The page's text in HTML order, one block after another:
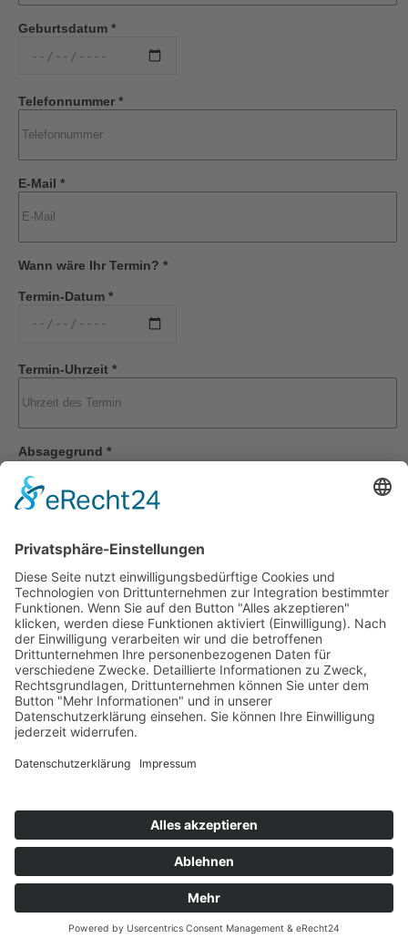
Geburtsdatum *
Telefonnummer *
E-Mail *
Wann wäre Ihr Termin? *
Termin-Datum *
Termin-Uhrzeit *
Absagegrund *
Möchten Sie uns noch etwas mitteilen? (optional)
*
die vorstehenden Daten zur Bearbeitung Ihrer
Terminabsage gespeichert und genutzt werden. Sie
können diese Einwilligung jederzeit widerrufen.
Weitere Informationen finden Sie in unserer
Datenschutzerklärung unter:
Hier zur Datenschutzerklärung
Kostenhinweis zur Terminabsage: *